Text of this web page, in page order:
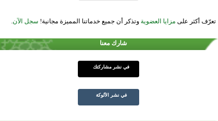
تعرّف أكثر على مزايا العضوية وتذكر أن جميع خدماتنا المميزة مجانية! سجل الآن
شارك معنا
في نشر مشاركتك
في نشر الألوكة